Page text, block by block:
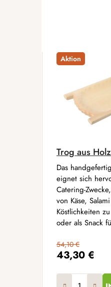
Aktion
Trog aus
43,30 €
54,10 €
Das
eignet sich
Catering-
von Käse,
Köstlichkeiten
oder als Snack